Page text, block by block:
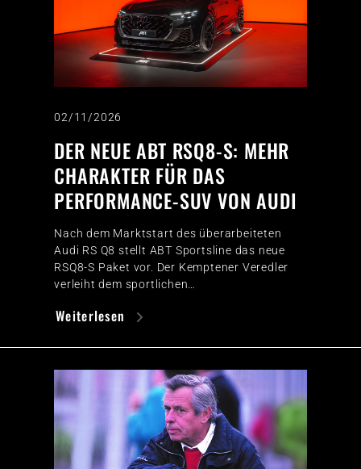
02/11/2026
DER NEUE ABT RSQ8-S: MEHR
CHARAKTER FÜR DAS
PERFORMANCE-SUV VON AUDI
Nach dem Marktstart des überarbeiteten
Audi RS Q8 stellt ABT Sportsline das neue
RSQ8-S Paket vor. Der Kemptener Veredler
verleiht dem sportlichen…
Weiterlesen